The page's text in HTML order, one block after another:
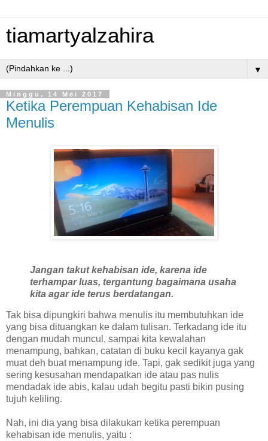
tiamartyalzahira
▼
Minggu, 14 Mei 2017
Ketika Perempuan Kehabisan Ide
Menulis
Jangan takut kehabisan ide, karena ide
terhampar luas, tergantung bagaimana usaha
kita agar ide terus berdatangan.
Tak bisa dipungkiri bahwa menulis itu membutuhkan ide
yang bisa dituangkan ke dalam tulisan. Terkadang ide itu
dengan mudah muncul, sampai kita kewalahan
menampung, bahkan, catatan di buku kecil kayanya gak
muat deh buat menampung ide. Tapi, gak sedikit juga yang
sering kesusahan mendapatkan ide atau pas nulis
mendadak ide abis, kalau udah begitu pasti bikin pusing
tujuh keliling.
Nah, ini dia yang bisa dilakukan ketika perempuan
kehabisan ide menulis, yaitu :